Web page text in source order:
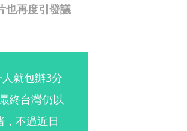
也再度引發議
就包辦3分
終台灣仍以
不過近日